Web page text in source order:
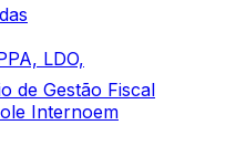
LDO,
de Gestão Fiscal
Internoem